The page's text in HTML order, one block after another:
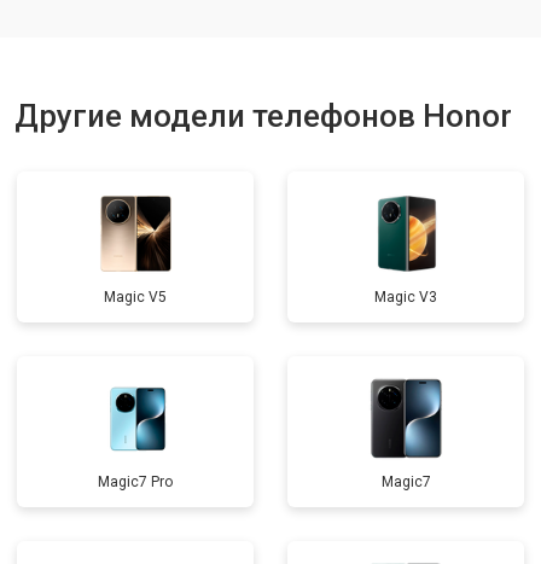
Другие модели телефонов Honor
Magic V5 Magic V3
Magic7 Pro Magic7